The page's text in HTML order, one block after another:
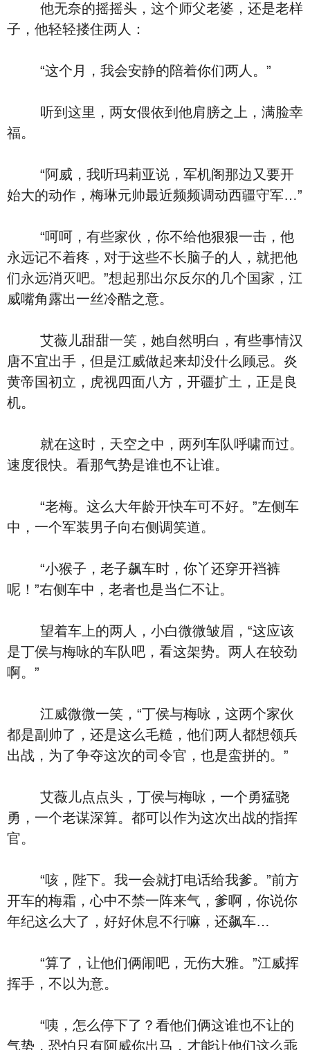
他无奈的摇摇头，这个师父老婆，还是老样
子，他轻轻搂住两人：
“这个月，我会安静的陪着你们两人。”
听到这里，两女偎依到他肩膀之上，满脸幸
福。
“阿威，我听玛莉亚说，军机阁那边又要开
始大的动作，梅琳元帅最近频频调动西疆守军…”
“呵呵，有些家伙，你不给他狠狠一击，他
永远记不着疼，对于这些不长脑子的人，就把他
们永远消灭吧。”想起那出尔反尔的几个国家，江
威嘴角露出一丝冷酷之意。
艾薇儿甜甜一笑，她自然明白，有些事情汉
唐不宜出手，但是江威做起来却没什么顾忌。炎
黄帝国初立，虎视四面八方，开疆扩土，正是良
机。
就在这时，天空之中，两列车队呼啸而过。
速度很快。看那气势是谁也不让谁。
“老梅。这么大年龄开快车可不好。”左侧车
中，一个军装男子向右侧调笑道。
“小猴子，老子飙车时，你丫还穿开裆裤
呢！”右侧车中，老者也是当仁不让。
望着车上的两人，小白微微皱眉，“这应该
是丁侯与梅咏的车队吧，看这架势。两人在较劲
啊。”
江威微微一笑，“丁侯与梅咏，这两个家伙
都是副帅了，还是这么毛糙，他们两人都想领兵
出战，为了争夺这次的司令官，也是蛮拼的。”
艾薇儿点点头，丁侯与梅咏，一个勇猛骁
勇，一个老谋深算。都可以作为这次出战的指挥
官。
“咳，陛下。我一会就打电话给我爹。”前方
开车的梅霜，心中不禁一阵来气，爹啊，你说你
年纪这么大了，好好休息不行嘛，还飙车…
“算了，让他们俩闹吧，无伤大雅。”江威挥
挥手，不以为意。
“咦，怎么停下了？看他们俩这谁也不让的
气势，恐怕只有阿威你出马，才能让他们这么乖